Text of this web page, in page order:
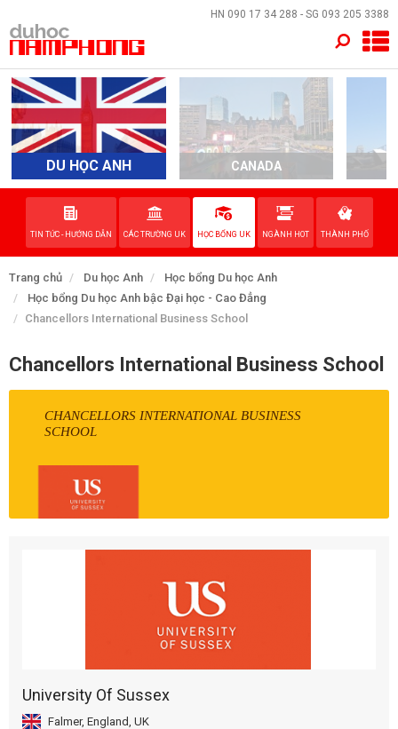
HN 090 17 34 288 - SG 093 205 3388
DU HỌC ANH CANADA
TIN TỨC - HƯỚNG DẪN CÁC TRƯỜNG UK HỌC BỔNG UK NGÀNH HOT THÀNH PHỐ
Trang chủ Du học Anh
Học bổng Du học Anh
Học bổng Du học Anh bậc Đại học - Cao Đẳng
Chancellors International Business School
Chancellors International Business School
CHANCELLORS INTERNATIONAL BUSINESS
SCHOOL
University Of Sussex
Falmer, England, UK
×
TRANG CHỦ
QUỐC GIA
EVENTS
DỊCH VỤ
VỀ NAM PHONG
LIÊN HỆ